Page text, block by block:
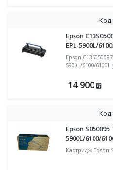
Код
Epson
EPL-5900L/
Epson
5900L/6100/
14 900 ⃏
Код
Epson
5900L/6100/
Картридж Epson